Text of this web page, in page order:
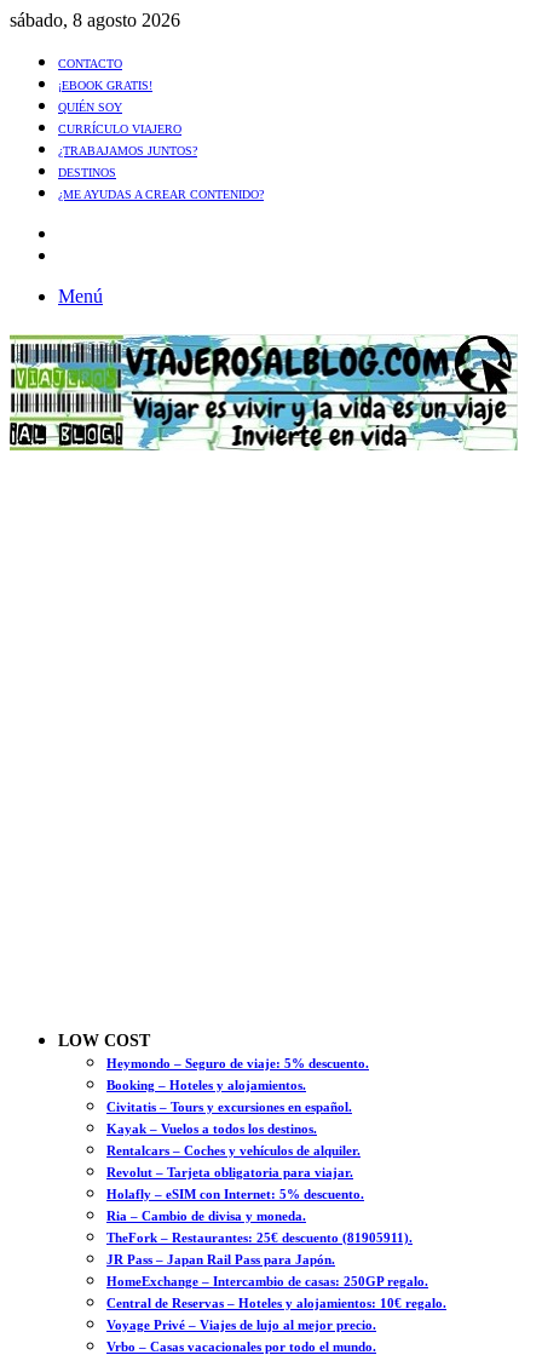
sábado, 8 agosto 2026
CONTACTO
¡EBOOK GRATIS!
QUIÉN SOY
CURRÍCULO VIAJERO
¿TRABAJAMOS JUNTOS?
DESTINOS
¿ME AYUDAS A CREAR CONTENIDO?
Menú
LOW COST
Heymondo – Seguro de viaje: 5% descuento.
Booking – Hoteles y alojamientos.
Civitatis – Tours y excursiones en español.
Kayak – Vuelos a todos los destinos.
Rentalcars – Coches y vehículos de alquiler.
Revolut – Tarjeta obligatoria para viajar.
Holafly – eSIM con Internet: 5% descuento.
Ria – Cambio de divisa y moneda.
TheFork – Restaurantes: 25€ descuento (81905911).
JR Pass – Japan Rail Pass para Japón.
HomeExchange – Intercambio de casas: 250GP regalo.
Central de Reservas – Hoteles y alojamientos: 10€ regalo.
Voyage Privé – Viajes de lujo al mejor precio.
Vrbo – Casas vacacionales por todo el mundo.